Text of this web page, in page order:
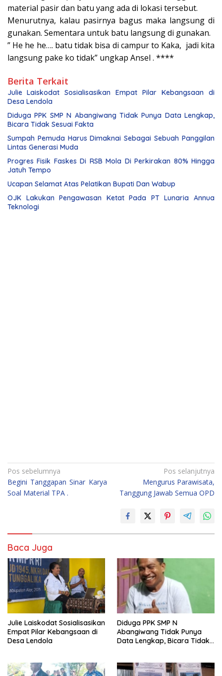
material pasir dan batu yang ada di lokasi tersebut.
Menurutnya, kalau pasirnya bagus maka langsung di
gunakan. Sementara untuk batu langsung di gunakan.
” He he he…. batu tidak bisa di campur to Kaka, jadi kita
langsung pake ko tidak” ungkap Ansel . ****
Berita Terkait
Julie Laiskodat Sosialisasikan Empat Pilar Kebangsaan di
Desa Lendola
Diduga PPK SMP N Abangiwang Tidak Punya Data Lengkap,
Bicara Tidak Sesuai Fakta
Sumpah Pemuda Harus Dimaknai Sebagai Sebuah Panggilan
Lintas Generasi Muda
Progres Fisik Faskes Di RSB Mola Di Perkirakan 80% Hingga
Jatuh Tempo
Ucapan Selamat Atas Pelatikan Bupati Dan Wabup
OJK Lakukan Pengawasan Ketat Pada PT Lunaria Annua
Teknologi
Navigasi
pos
Pos sebelumnya
Begini Tanggapan Sinar Karya
Soal Material TPA .
Pos selanjutnya
Mengurus Parawisata,
Tanggung Jawab Semua OPD
Baca Juga
Julie Laiskodat Sosialisasikan
Empat Pilar Kebangsaan di
Desa Lendola
Diduga PPK SMP N
Abangiwang Tidak Punya
Data Lengkap, Bicara Tidak